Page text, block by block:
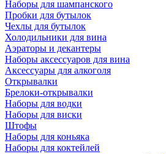
Наборы для шампанского
Пробки для бутылок
Чехлы для бутылок
Холодильники для вина
Аэраторы и декантеры
Наборы аксессуаров для вина
Аксессуары для алкоголя
Открывалки
Брелоки-открывалки
Наборы для водки
Наборы для виски
Штофы
Наборы для коньяка
Наборы для коктейлей